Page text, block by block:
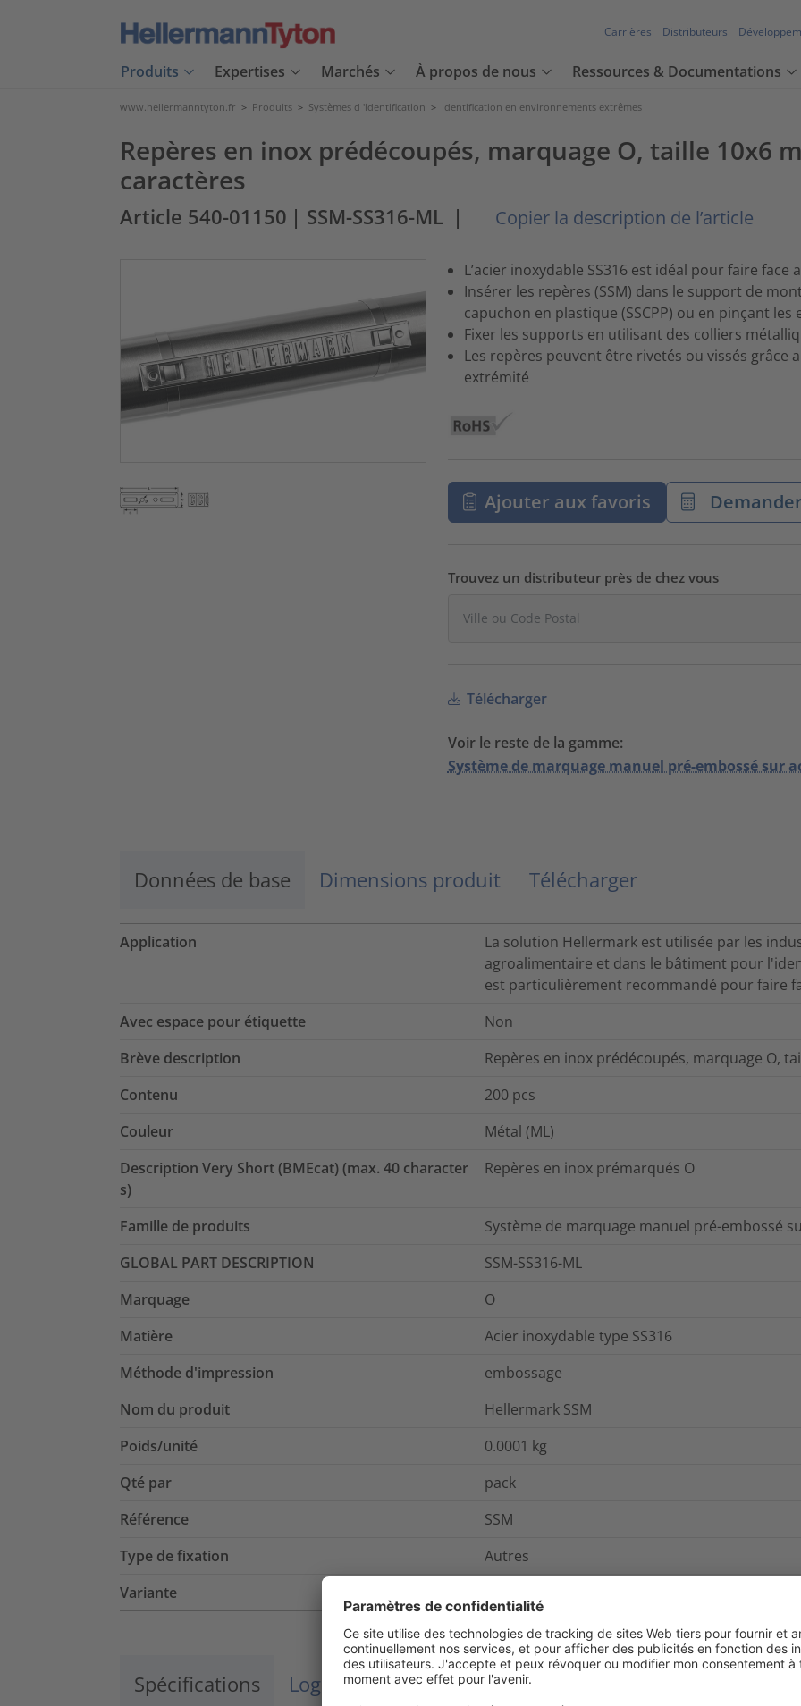
Carrières Distributeurs
Produits Expertises Marchés À propos de nous Ressources & Documentations
www.hellermanntyton.fr > Produits > Systèmes d 'identification > Identification en environnements extrêmes
Repères en inox prédécoupés, marquage O, taille 10x6
caractères
Article 540-01150 | SSM-SS316-ML | Copier la description de l’article
L’acier inoxydable SS316 est idéal pour faire
Insérer les repères (SSM) dans le support de
capuchon en plastique (SSCPP) ou en pinçant
Fixer les supports en utilisant des colliers
Les repères peuvent être rivetés ou vissés grâce
extrémité
Ajouter aux favoris
Trouvez un distributeur près de chez vous
Télécharger
Voir le reste de la gamme:
Système de marquage manuel pré-embossé sur
Données de base Dimensions produit Télécharger
Application
La solution Hellermark est utilisée par les
agroalimentaire et dans le bâtiment pour
est particulièrement recommandé pour faire
Avec espace pour étiquette
Non
Brève description
Repères en inox prédécoupés, marquage O,
Contenu
200 pcs
Couleur
Métal (ML)
Description Very Short (BMEcat) (max. 40 character
s)
Repères en inox prémarqués O
Famille de produits
Système de marquage manuel pré-embossé
GLOBAL PART DESCRIPTION
SSM-SS316-ML
Marquage
O
Matière
Acier inoxydable type SS316
Méthode d'impression
embossage
Nom du produit
Hellermark SSM
Poids/unité
0.0001 kg
Qté par
pack
Référence
SSM
Type de fixation
Autres
Variante
Spécifications Logistique et emballage